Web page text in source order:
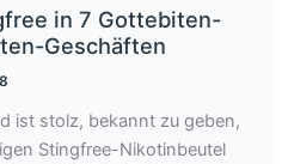
in 7 Gottebiten-
Geschäften
ist stolz, bekannt zu geben,
Stingfree-Nikotinbeutel